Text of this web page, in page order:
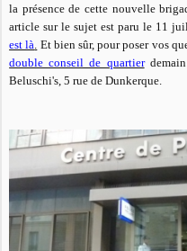
la présence de cette nouvelle
article sur le sujet est paru le 11
est là Et bien sûr, pour poser vos
double conseil de quartierdemain
Beluschi's, 5 rue de Dunkerque.